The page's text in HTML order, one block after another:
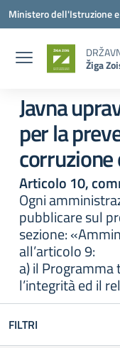
Vai ai contenuti
Vai al menu di navigazione
Vai al footer
Ministero dell'Istruzione
Žiga
Javna
per la
corruzione
Articolo 10,
Ogni
pubblicare sul
sezione:
all’articolo 9:
a) il Programma
l’integrità ed il
FILTRI